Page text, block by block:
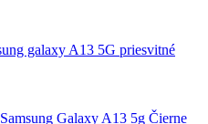
galaxy A13 5G priesvitné